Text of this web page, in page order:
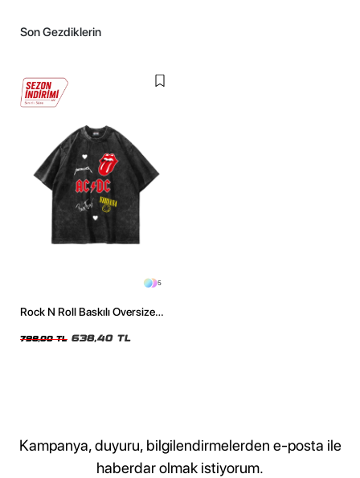
Son Gezdiklerin
5
Rock N Roll Baskılı Oversize
798,00 TL 638,40 TL
Kampanya, duyuru, bilgilendirmelerden e-posta ile
haberdar olmak istiyorum.